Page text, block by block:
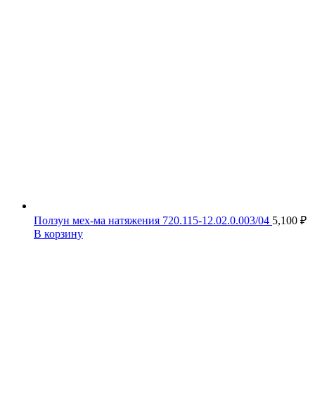
Ползун мех-ма натяжения 720.115-12.02.0.003/04 5,100 ₽
В корзину